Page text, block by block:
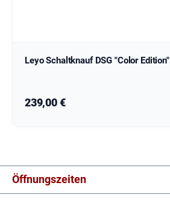
Leyo Schaltknauf DSG "Color Edition"
Regulärer Preis:
239,00 €
Öffnungszeiten